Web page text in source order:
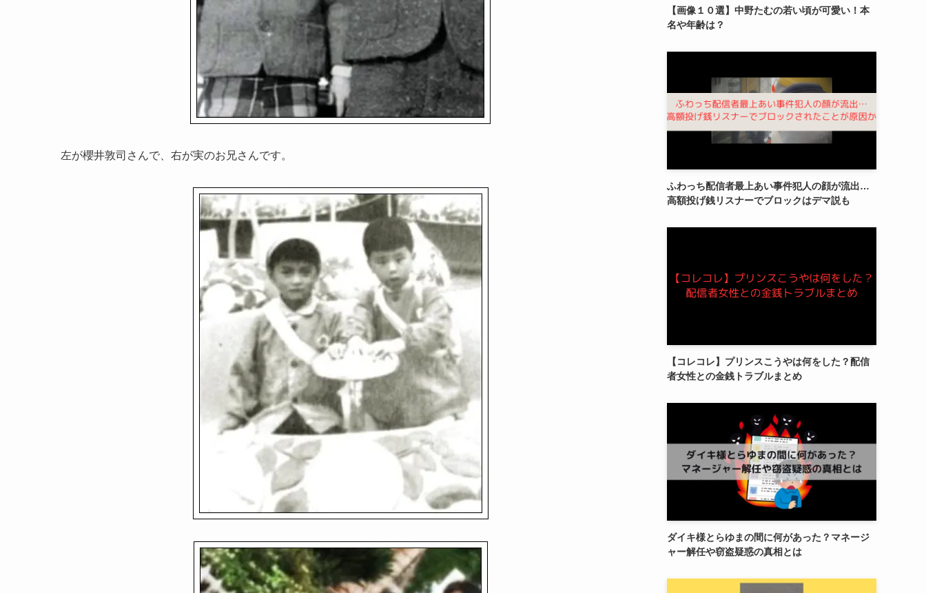
左が櫻井敦司さんで、右が実のお兄さんです。
【画像１０選】中野たむの若い頃が可愛い！本
名や年齢は？
ふわっち配信者最上あい事件犯人の顔が流出…
高額投げ銭リスナーでブロックはデマ説も
【コレコレ】プリンスこうやは何をした？配信
者女性との金銭トラブルまとめ
ダイキ様とらゆまの間に何があった？マネージ
ャー解任や窃盗疑惑の真相とは